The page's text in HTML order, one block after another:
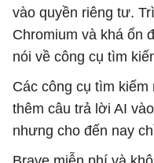
vào quyền riêng tư.
Chromium và khá ổn
nói về công cụ tìm
Các công cụ tìm
thêm câu trả lời AI
nhưng cho đến nay